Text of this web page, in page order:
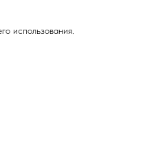
использования.